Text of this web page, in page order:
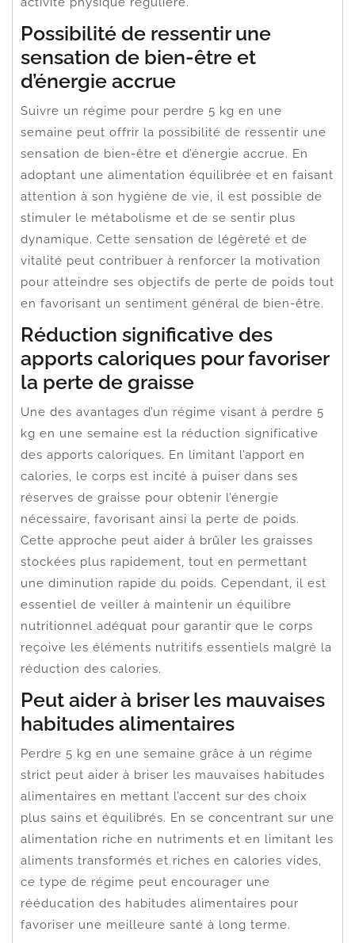
Possibilité de ressentir une
sensation de bien-être et
d’énergie accrue
Suivre un régime pour perdre 5 kg en une
semaine peut offrir la possibilité de ressentir une
sensation de bien-être et d’énergie accrue. En
adoptant une alimentation équilibrée et en faisant
attention à son hygiène de vie, il est possible de
stimuler le métabolisme et de se sentir plus
dynamique. Cette sensation de légèreté et de
vitalité peut contribuer à renforcer la motivation
pour atteindre ses objectifs de perte de poids tout
en favorisant un sentiment général de bien-être.
Réduction significative des
apports caloriques pour favoriser
la perte de graisse
Une des avantages d’un régime visant à perdre 5
kg en une semaine est la réduction significative
des apports caloriques. En limitant l’apport en
calories, le corps est incité à puiser dans ses
réserves de graisse pour obtenir l’énergie
nécessaire, favorisant ainsi la perte de poids.
Cette approche peut aider à brûler les graisses
stockées plus rapidement, tout en permettant
une diminution rapide du poids. Cependant, il est
essentiel de veiller à maintenir un équilibre
nutritionnel adéquat pour garantir que le corps
reçoive les éléments nutritifs essentiels malgré la
réduction des calories.
Peut aider à briser les mauvaises
habitudes alimentaires
Perdre 5 kg en une semaine grâce à un régime
strict peut aider à briser les mauvaises habitudes
alimentaires en mettant l’accent sur des choix
plus sains et équilibrés. En se concentrant sur une
alimentation riche en nutriments et en limitant les
aliments transformés et riches en calories vides,
ce type de régime peut encourager une
rééducation des habitudes alimentaires pour
favoriser une meilleure santé à long terme.